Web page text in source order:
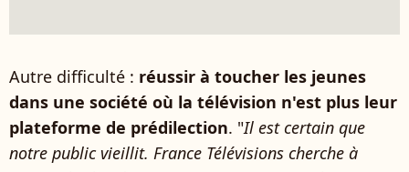
Autre difficulté : réussir à toucher les jeunes
dans une société où la télévision n'est plus leur
plateforme de prédilection. "Il est certain que
notre public vieillit. France Télévisions cherche à